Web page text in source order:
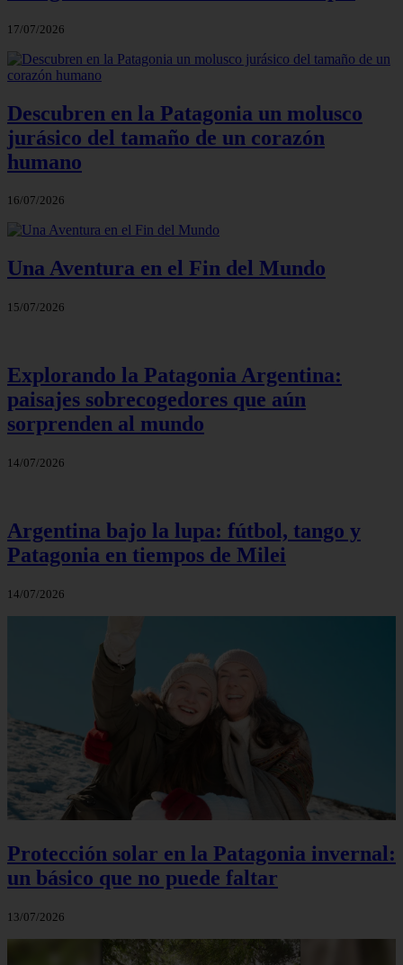
17/07/2026
Descubren en la Patagonia un molusco
jurásico del tamaño de un corazón
humano
16/07/2026
Una Aventura en el Fin del Mundo
15/07/2026
Explorando la Patagonia Argentina:
paisajes sobrecogedores que aún
sorprenden al mundo
Argentina bajo la lupa: fútbol, tango y
Patagonia en tiempos de Milei